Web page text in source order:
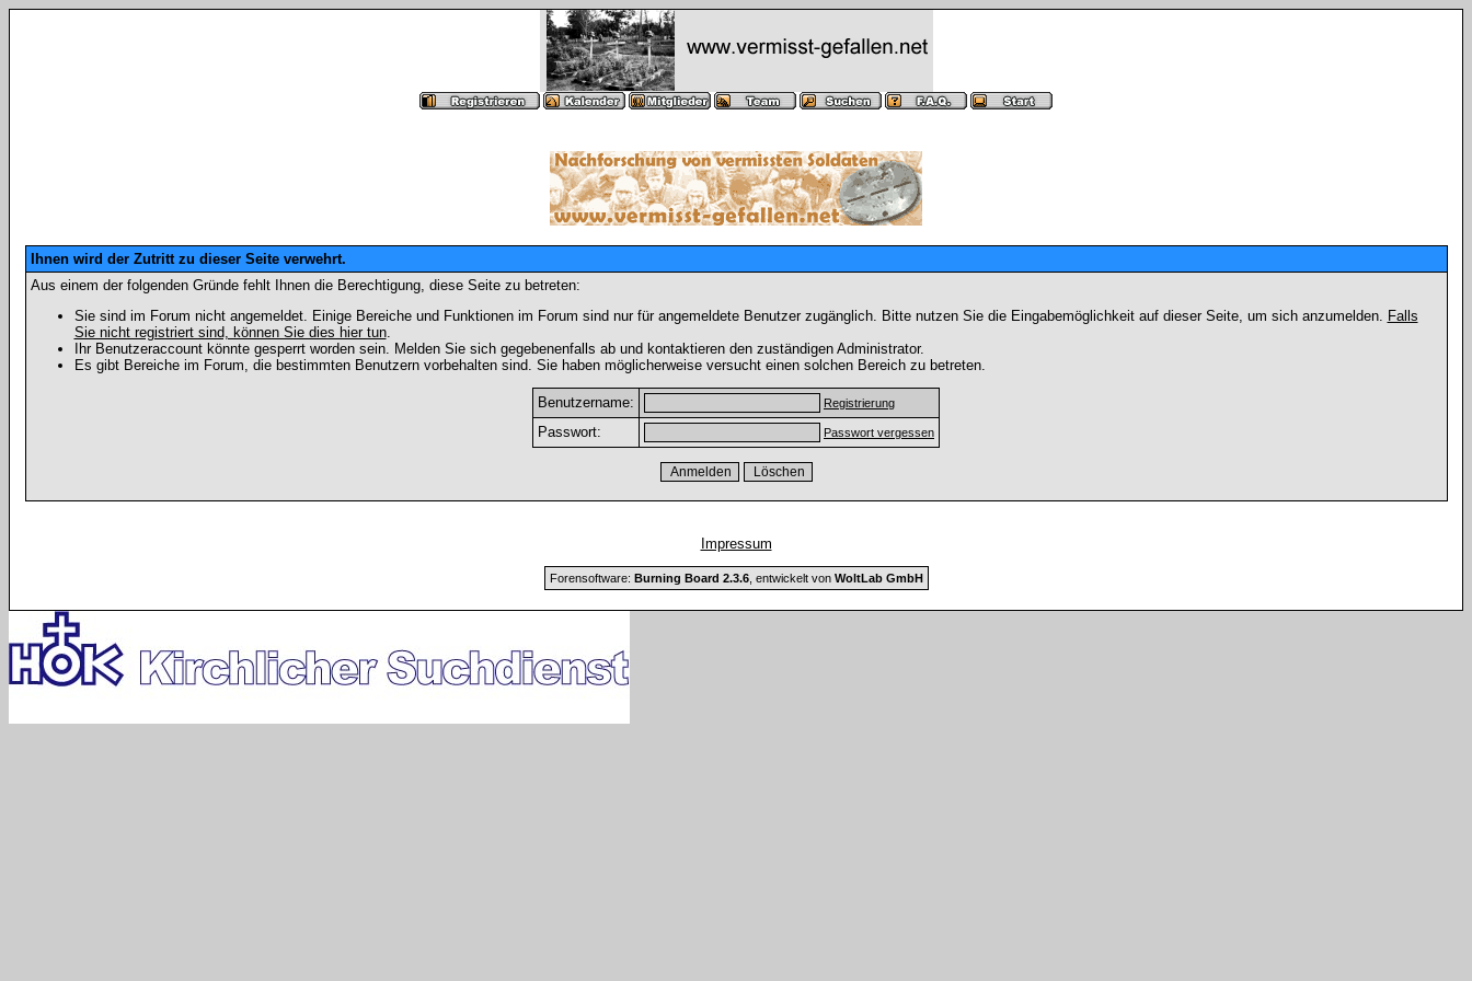
Ihnen wird der Zutritt zu dieser Seite verwehrt.
Aus einem der folgenden Gründe fehlt Ihnen die Berechtigung, diese Seite zu betreten:
Sie sind im Forum nicht angemeldet. Einige Bereiche und Funktionen im Forum sind nur für angemeldete Benutzer zugänglich. Bitte nutzen Sie die Eingabemöglichkeit auf dieser Seite, um sich anzumelden. Falls
Sie nicht registriert sind, können Sie dies hier tun.
Ihr Benutzeraccount könnte gesperrt worden sein. Melden Sie sich gegebenenfalls ab und kontaktieren den zuständigen Administrator.
Es gibt Bereiche im Forum, die bestimmten Benutzern vorbehalten sind. Sie haben möglicherweise versucht einen solchen Bereich zu betreten.
Benutzername: Registrierung
Passwort: Passwort vergessen
Impressum
Forensoftware: Burning Board 2.3.6, entwickelt von WoltLab GmbH